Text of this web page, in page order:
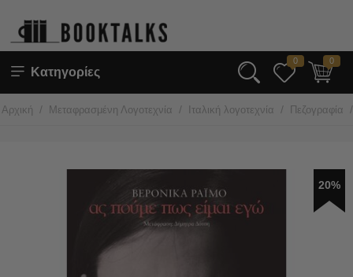
Κατηγορίες
0 0
Αρχική / Μεταφρασμένη Λογοτεχνία / Ιταλική λογοτεχνία / Πεζογραφία /
20%